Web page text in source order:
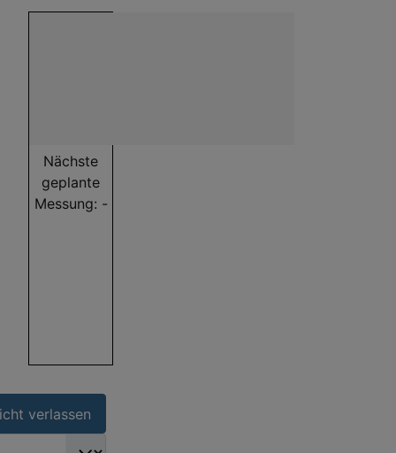
Nächste
geplante
Messung: -
verlassen